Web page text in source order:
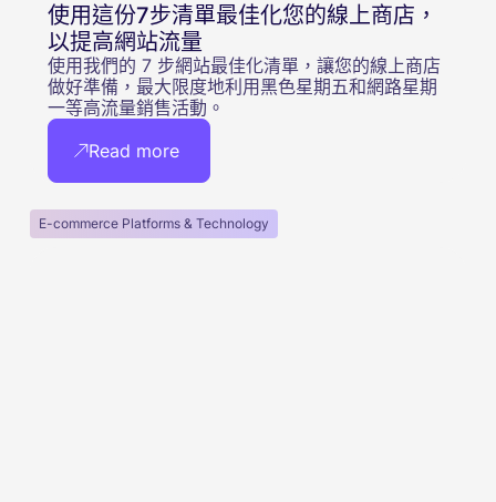
使用這份7步清單最佳化您的線上商店，
以提高網站流量
使用我們的 7 步網站最佳化清單，讓您的線上商店
做好準備，最大限度地利用黑色星期五和網路星期
一等高流量銷售活動。
Read more
E-commerce Platforms & Technology